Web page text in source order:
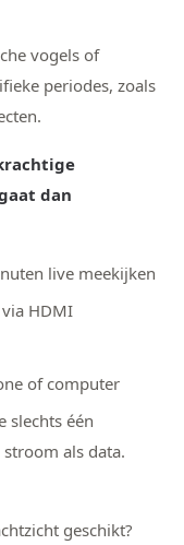
vogels of
periodes, zoals
dan
live meekijken
HDMI
of computer
slechts één
als data.
geschikt?